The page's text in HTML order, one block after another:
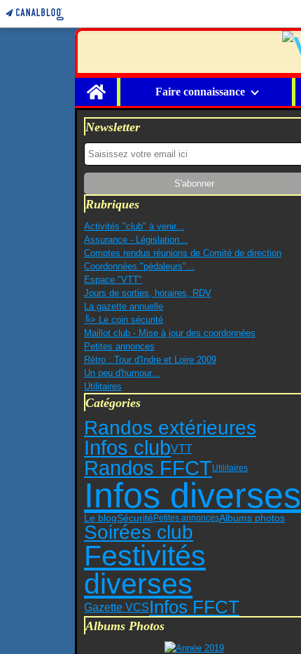
Home
Faire connaissance
Newsletter
Rubriques
Activités "club" à venir...
Assurance - Législation...
Comptes rendus réunions de Comité de direction
Coordonnées "pédaleurs"...
Espace "VTT"
Jours de sorties, horaires, RDV
La gazette annuelle
╚> Le coin sécurité
Maillot club - Mise à jour des coordonnées
Petites annonces
Rétro : Tour d'Indre et Loire 2009
Un peu d'humour...
Utilitaires
Catégories
Randos extérieures
Infos clubVTT
Randos FFCTUtilitaires
Infos diverses
Le blogSécuritéPetites annoncesAlbums photos
Soirées club
Festivités
diverses
Gazette VCSInfos FFCT
Albums Photos